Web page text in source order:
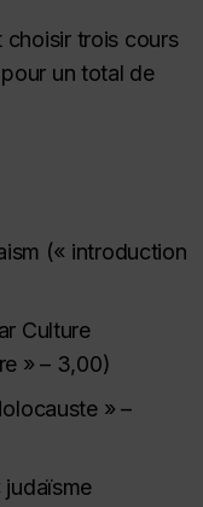
choisir trois cours
un total de
(« introduction
Culture
» – 3,00)
» –